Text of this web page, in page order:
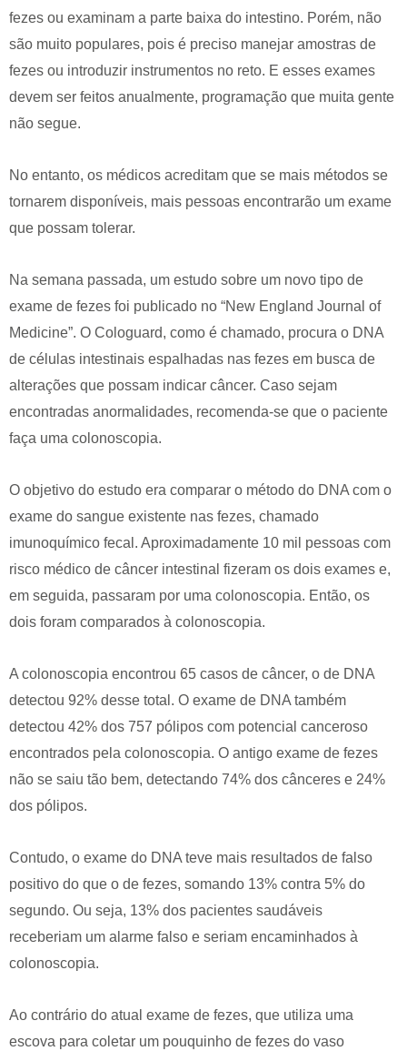
fezes ou examinam a parte baixa do intestino. Porém, não
são muito populares, pois é preciso manejar amostras de
fezes ou introduzir instrumentos no reto. E esses exames
devem ser feitos anualmente, programação que muita gente
não segue.
No entanto, os médicos acreditam que se mais métodos se
tornarem disponíveis, mais pessoas encontrarão um exame
que possam tolerar.
Na semana passada, um estudo sobre um novo tipo de
exame de fezes foi publicado no “New England Journal of
Medicine”. O Cologuard, como é chamado, procura o DNA
de células intestinais espalhadas nas fezes em busca de
alterações que possam indicar câncer. Caso sejam
encontradas anormalidades, recomenda-se que o paciente
faça uma colonoscopia.
O objetivo do estudo era comparar o método do DNA com o
exame do sangue existente nas fezes, chamado
imunoquímico fecal. Aproximadamente 10 mil pessoas com
risco médico de câncer intestinal fizeram os dois exames e,
em seguida, passaram por uma colonoscopia. Então, os
dois foram comparados à colonoscopia.
A colonoscopia encontrou 65 casos de câncer, o de DNA
detectou 92% desse total. O exame de DNA também
detectou 42% dos 757 pólipos com potencial canceroso
encontrados pela colonoscopia. O antigo exame de fezes
não se saiu tão bem, detectando 74% dos cânceres e 24%
dos pólipos.
Contudo, o exame do DNA teve mais resultados de falso
positivo do que o de fezes, somando 13% contra 5% do
segundo. Ou seja, 13% dos pacientes saudáveis
receberiam um alarme falso e seriam encaminhados à
colonoscopia.
Ao contrário do atual exame de fezes, que utiliza uma
escova para coletar um pouquinho de fezes do vaso